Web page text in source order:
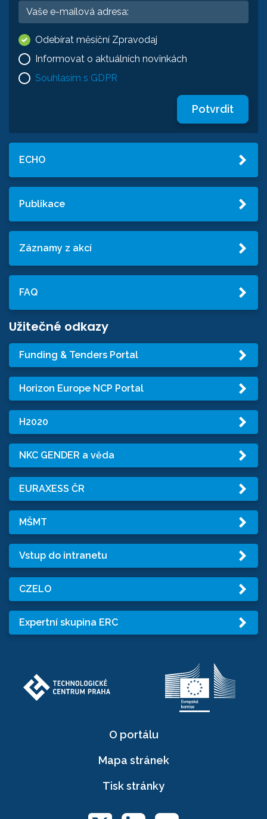
Odebírat měsíční Zpravodaj
Informovat o aktuálních novinkách
Souhlasím s GDPR
Potvrdit
ECHO
Publikace
Záznamy z akcí
FAQ
Užitečné odkazy
Funding & Tenders Portal
Horizon Europe NCP Portal
H2020
NKC GENDER a věda
EURAXESS ČR
MŠMT
Vstup do intranetu
CZELO
Expertní skupina ERC
O portálu
Mapa stránek
Tisk stránky